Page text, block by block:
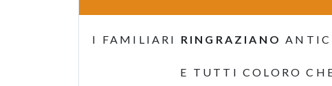
I FAMILIARI RINGRAZIANO
E TUTTI COLORO